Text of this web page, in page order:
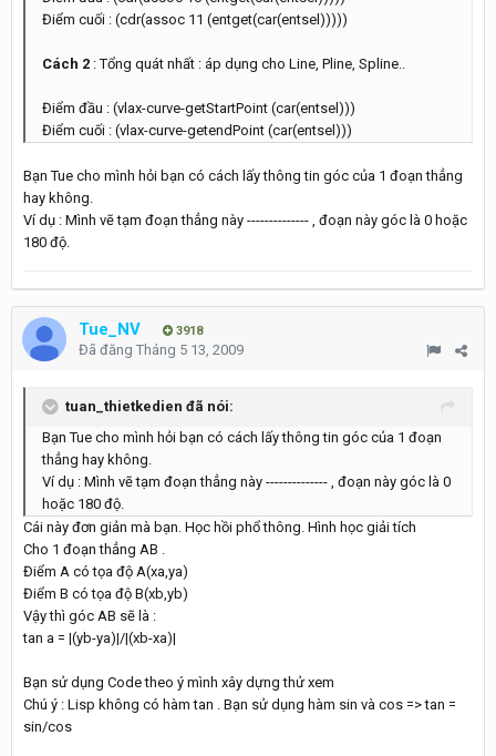
Điểm cuối : (cdr(assoc 11 (entget(car(entsel)))))
Cách 2 : Tổng quát nhất : áp dụng cho Line, Pline, Spline..
Điểm đầu : (vlax-curve-getStartPoint (car(entsel)))
Điểm cuối : (vlax-curve-getendPoint (car(entsel)))
Bạn Tue cho mình hỏi bạn có cách lấy thông tin góc của 1 đoạn thẳng
hay không.
Ví dụ : Mình vẽ tạm đoạn thẳng này -------------- , đoạn này góc là 0 hoặc
180 độ.
Tue_NV 3918
Đã đăng Tháng 5 13, 2009
tuan_thietkedien đã nói:
Bạn Tue cho mình hỏi bạn có cách lấy thông tin góc của 1 đoạn
thẳng hay không.
Ví dụ : Mình vẽ tạm đoạn thẳng này -------------- , đoạn này góc là 0
hoặc 180 độ.
Cái này đơn giản mà bạn. Học hồi phổ thông. Hình học giải tích
Cho 1 đoạn thẳng AB .
Điểm A có tọa độ A(xa,ya)
Điểm B có tọa độ B(xb,yb)
Vậy thì góc AB sẽ là :
tan a = |(yb-ya)|/|(xb-xa)|
Bạn sử dụng Code theo ý mình xây dựng thử xem
Chú ý : Lisp không có hàm tan . Bạn sử dụng hàm sin và cos => tan =
sin/cos